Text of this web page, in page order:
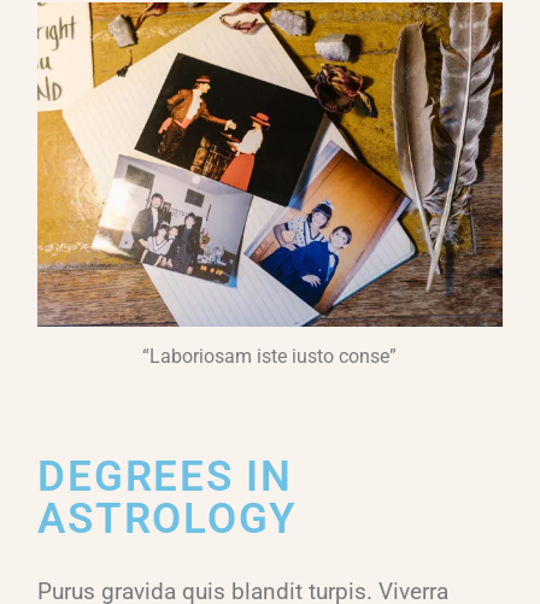
“Laboriosam iste iusto conse”
DEGREES IN
ASTROLOGY
Purus gravida quis blandit turpis. Viverra